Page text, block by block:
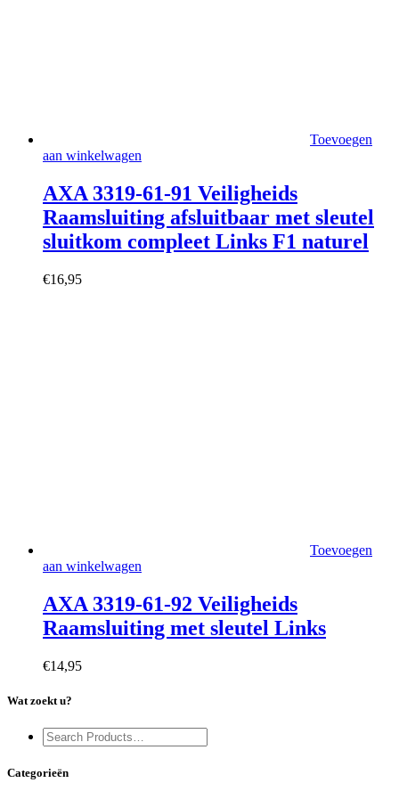
Toevoegen
aan winkelwagen
AXA 3319-61-91 Veiligheids
Raamsluiting afsluitbaar met sleutel
sluitkom compleet Links F1 naturel
€16,95
Toevoegen
aan winkelwagen
AXA 3319-61-92 Veiligheids
Raamsluiting met sleutel Links
€14,95
Wat zoekt u?
Categorieën